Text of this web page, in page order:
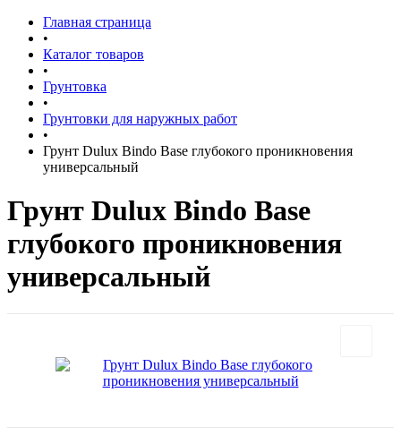
Главная страница
•
Каталог товаров
•
Грунтовка
•
Грунтовки для наружных работ
•
Грунт Dulux Bindo Base глубокого проникновения
универсальный
Грунт Dulux Bindo Base
глубокого проникновения
универсальный